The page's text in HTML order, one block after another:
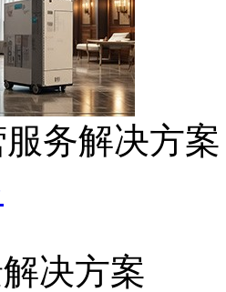
服务解决方案
决方案